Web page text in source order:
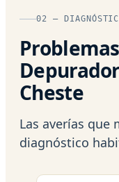
02 —
Cheste
Las averías que
diagnóstico